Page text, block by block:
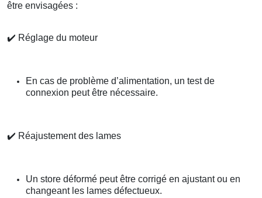
être envisagées :
✔️ Réglage du moteur
En cas de problème d’alimentation, un test de
connexion peut être nécessaire.
✔️ Réajustement des lames
Un store déformé peut être corrigé en ajustant ou en
changeant les lames défectueux.